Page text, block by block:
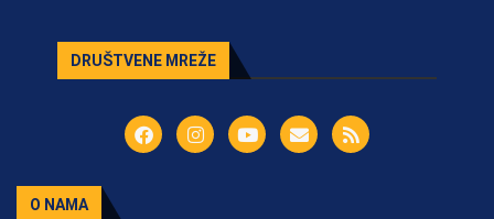
DRUŠTVENE MREŽE
O NAMA